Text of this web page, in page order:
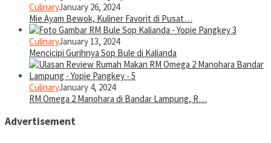
CulinaryJanuary 26, 2024
Mie Ayam Bewok, Kuliner Favorit di Pusat…
CulinaryJanuary 13, 2024
Mencicipi Gurihnya Sop Bule di Kalianda
CulinaryJanuary 4, 2024
RM Omega 2 Manohara di Bandar Lampung, R…
Advertisement